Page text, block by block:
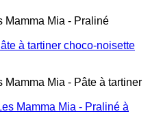
Mamma Mia - Praliné
Mia - Pâte à tartiner